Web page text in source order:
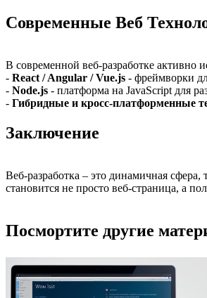
Современные Веб
В современной веб-разработке активно
- React / Angular / Vue.js - фреймворки
- Node.js - платформа на JavaScript для
- Гибридные и кросс-платформенные
Заключение
Веб-разработка – это динамичная
становится не просто веб-страница, а
Посмортите другие